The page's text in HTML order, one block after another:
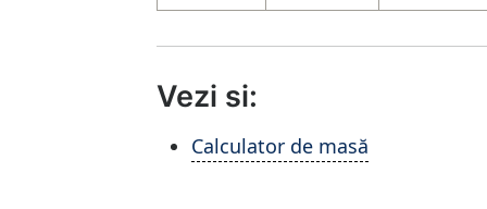
Vezi si:
Calculator de masă